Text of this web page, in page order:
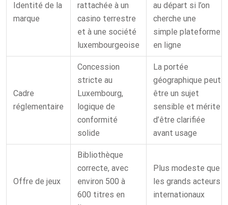
Identité de la
marque
rattachée à un
casino terrestre
et à une société
luxembourgeoise
au départ si l’on
cherche une
simple plateforme
en ligne
Cadre
réglementaire
Concession
stricte au
Luxembourg,
logique de
conformité
solide
La portée
géographique peut
être un sujet
sensible et mérite
d’être clarifiée
avant usage
Offre de jeux
Bibliothèque
correcte, avec
environ 500 à
600 titres en
Plus modeste que
les grands acteurs
internationaux